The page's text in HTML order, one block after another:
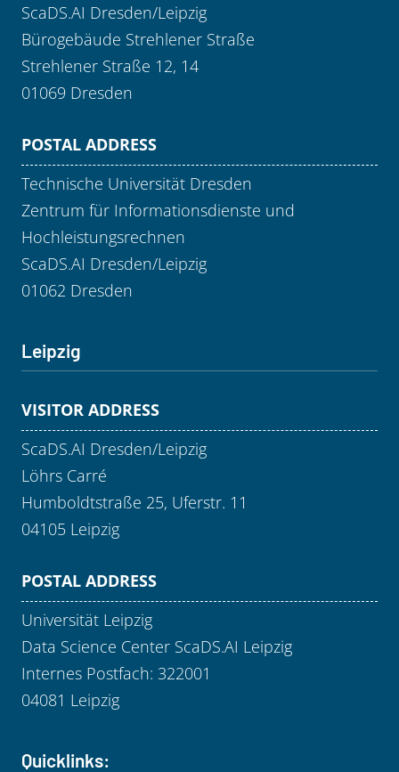
ScaDS.AI Dresden/Leipzig
Bürogebäude Strehlener Straße
Strehlener Straße 12, 14
01069 Dresden
POSTAL ADDRESS
Technische Universität Dresden
Zentrum für Informationsdienste und
Hochleistungsrechnen
ScaDS.AI Dresden/Leipzig
01062 Dresden
Leipzig
VISITOR ADDRESS
ScaDS.AI Dresden/Leipzig
Löhrs Carré
Humboldtstraße 25, Uferstr. 11
04105 Leipzig
POSTAL ADDRESS
Universität Leipzig
Data Science Center ScaDS.AI Leipzig
Internes Postfach: 322001
04081 Leipzig
Quicklinks: